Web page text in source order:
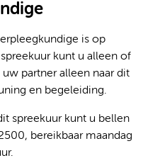
is op
kunt u alleen of
partner alleen naar dit
en begeleiding.
spreekuur kunt u bellen
bereikbaar maandag